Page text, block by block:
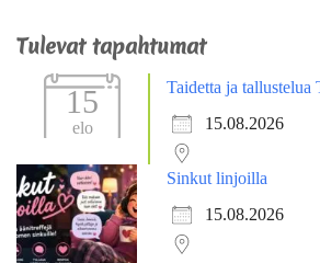
Tulevat tapahtumat
15
elo
Taidetta ja tallustelua
15.08.2026
Sinkut linjoilla
15.08.2026